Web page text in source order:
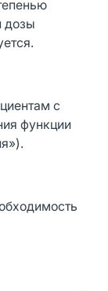
дозы
с
функции